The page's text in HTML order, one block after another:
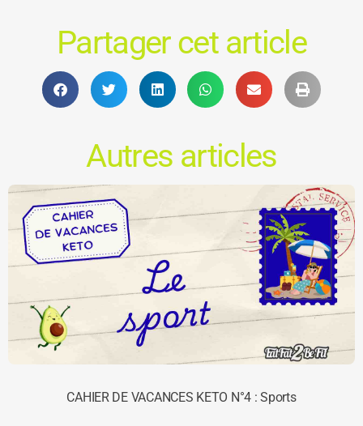
Partager cet article
Autres articles
CAHIER DE VACANCES KETO N°4 : Sports